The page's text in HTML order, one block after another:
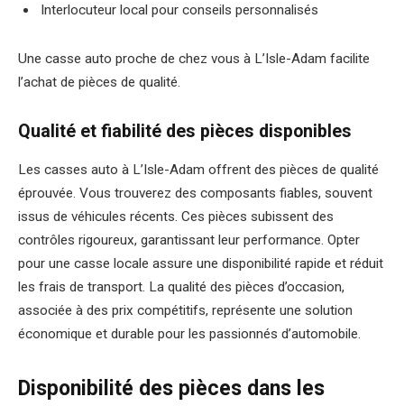
Interlocuteur local pour conseils personnalisés
Une casse auto proche de chez vous à L’Isle-Adam facilite
l’achat de pièces de qualité.
Qualité et fiabilité des pièces disponibles
Les casses auto à L’Isle-Adam offrent des pièces de qualité
éprouvée. Vous trouverez des composants fiables, souvent
issus de véhicules récents. Ces pièces subissent des
contrôles rigoureux, garantissant leur performance. Opter
pour une casse locale assure une disponibilité rapide et réduit
les frais de transport. La qualité des pièces d’occasion,
associée à des prix compétitifs, représente une solution
économique et durable pour les passionnés d’automobile.
Disponibilité des pièces dans les